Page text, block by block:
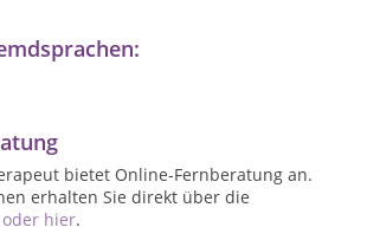
bietet Online-Fernberatung an.
erhalten Sie direkt über die
oder hier.